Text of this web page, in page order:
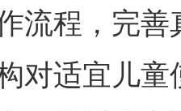
流程，完
对适宜儿